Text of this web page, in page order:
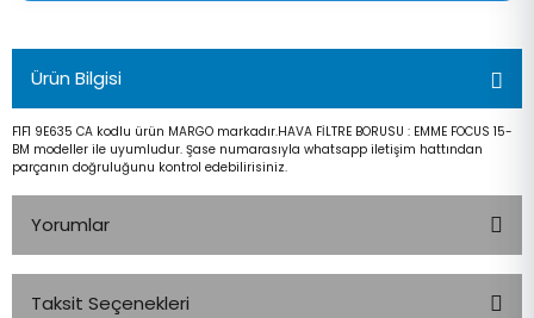
Ürün Bilgisi
F1F1 9E635 CA kodlu ürün MARGO markadır.HAVA FİLTRE BORUSU : EMME FOCUS 15-
BM modeller ile uyumludur. Şase numarasıyla whatsapp iletişim hattından
parçanın doğruluğunu kontrol edebilirisiniz.
Yorumlar
Taksit Seçenekleri